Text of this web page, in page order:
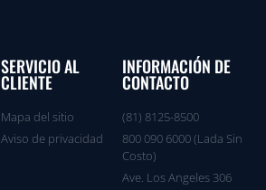
SERVICIO AL
CLIENTE
Mapa del sitio
Aviso de privacidad
INFORMACIÓN DE
CONTACTO
(81) 8125-8500
800 090 6000 (Lada Sin
Costo)
Ave. Los Angeles 306